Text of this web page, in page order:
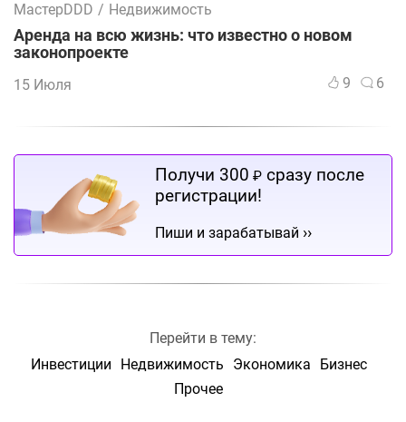
МастерDDD / Недвижимость
Аренда на всю жизнь: что известно о новом
законопроекте
15 Июля 9 6
Получи 300 ₽ сразу после
регистрации!
Пиши и зарабатывай ››
Перейти в тему:
Инвестиции
Недвижимость Экономика
Бизнес
Прочее